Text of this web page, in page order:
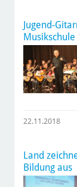
Jugend-
Musikschule
22.11.2018
Land
Bildung aus